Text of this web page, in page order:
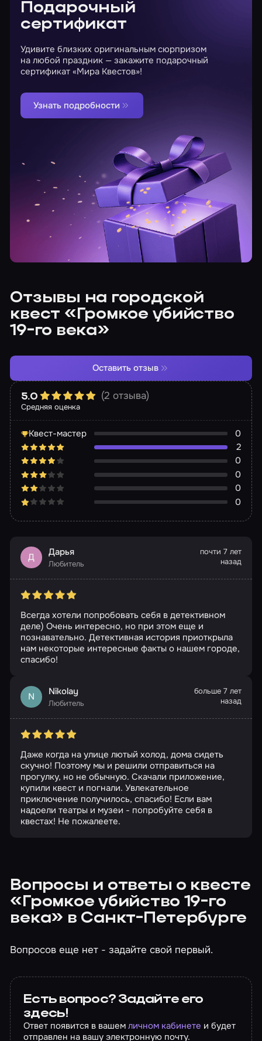
Подарочный
сертификат
Удивите близких оригинальным сюрпризом
на любой праздник — закажите подарочный
сертификат «Мира Квестов»!
Узнать подробности
Отзывы на городской
квест «Громкое убийство
19-го века»
Средняя оценка
5.0 (2 отзыва)
Квест-мастер
0
2
0
0
0
0
Оставить отзыв
Д Дарья
Любитель
почти 7 лет
назад
Всегда хотели попробовать себя в детективном
деле) Очень интересно, но при этом еще и
познавательно. Детективная история приоткрыла
нам некоторые интересные факты о нашем городе,
спасибо!
N Nikolay
Любитель
больше 7 лет
назад
Даже когда на улице лютый холод, дома сидеть
скучно! Поэтому мы и решили отправиться на
прогулку, но не обычную. Скачали приложение,
купили квест и погнали. Увлекательное
приключение получилось, спасибо! Если вам
надоели театры и музеи - попробуйте себя в
квестах! Не пожалеете.
Вопросы и ответы о квесте
«Громкое убийство 19-го
века» в Санкт-Петербурге
Вопросов еще нет - задайте свой первый.
Есть вопрос? Задайте его
здесь!
Ответ появится в вашемличном кабинете и будет
отправлен на вашу электронную почту.